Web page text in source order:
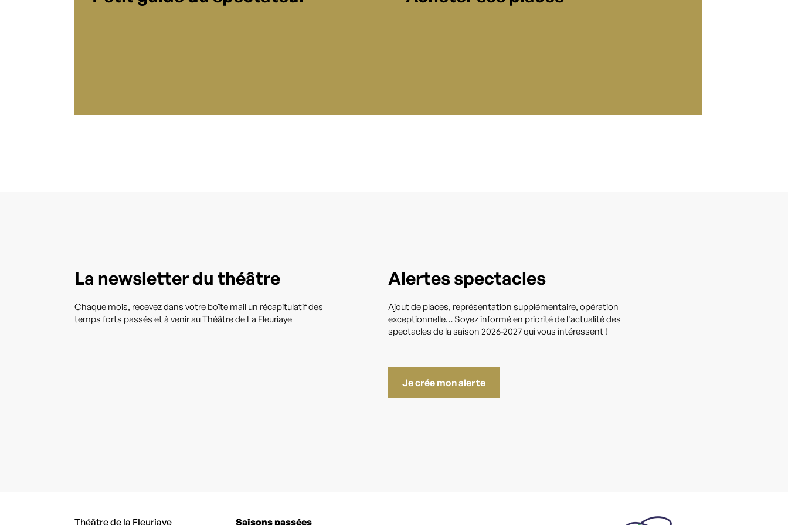
La newsletter du théâtre
Chaque mois, recevez dans votre boîte mail un récapitulatif des
temps forts passés et à venir au Théâtre de La Fleuriaye
Alertes spectacles
Ajout de places, représentation supplémentaire, opération
exceptionnelle… Soyez informé en priorité de l'actualité des
spectacles de la saison 2026-2027 qui vous intéressent !
Je crée mon alerte
Théâtre de la Fleuriaye Saisons passées